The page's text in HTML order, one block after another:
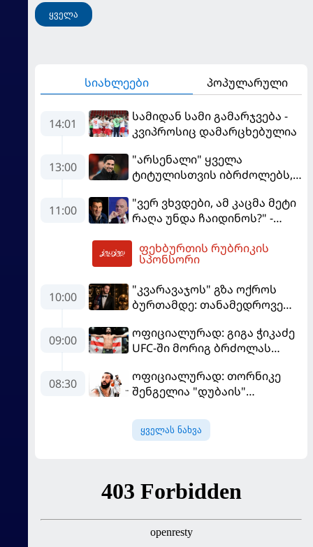
ყველა
სიახლეები პოპულარული
14:01
სამიდან სამი გამარჯვება -
კვიპროსიც დამარცხებულია
13:00
"არსენალი" ყველა
ტიტულისთვის იბრძოლებს,
გვსურს" - მიკელ არტეტა
11:00
"ვერ ვხვდები, ამ კაცმა მეტი
რაღა უნდა ჩაიდინოს?" -
გადადგომას მოითხოვს
ფეხბურთის რუბრიკის
სპონსორი
10:00
"კვარავაჯოს" გზა ოქროს
ბურთამდე: თანამედროვე
09:00
ოფიციალურად: გიგა ჭიკაძე
UFC-ში მორიგ ბრძოლას
08:30
ოფიციალურად: თორნიკე
შენგელია "დუბაის"
ყველას ნახვა